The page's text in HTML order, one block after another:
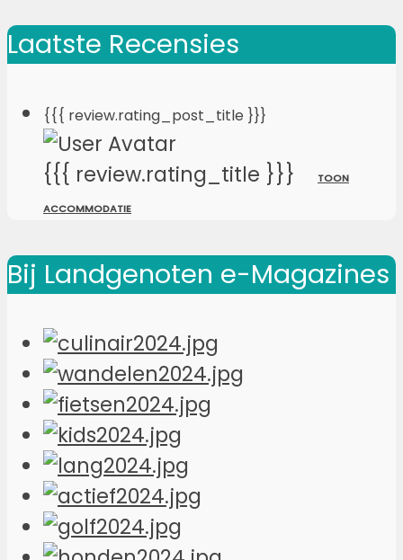
Laatste Recensies
{{{ review.rating_post_title }}}
{{{ review.rating_title }}} TOON
ACCOMMODATIE
Bij Landgenoten e-Magazines